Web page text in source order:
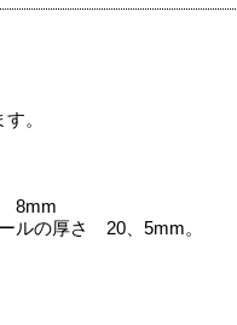
。
8mm
ルの厚さ 20、5mm。